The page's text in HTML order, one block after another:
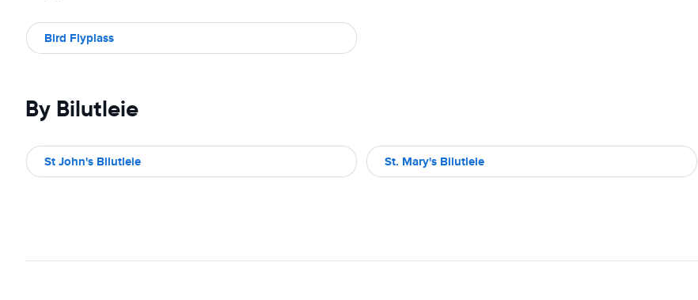
Bird Flyplass
By Bilutleie
St John's Bilutleie St. Mary's Bilutleie